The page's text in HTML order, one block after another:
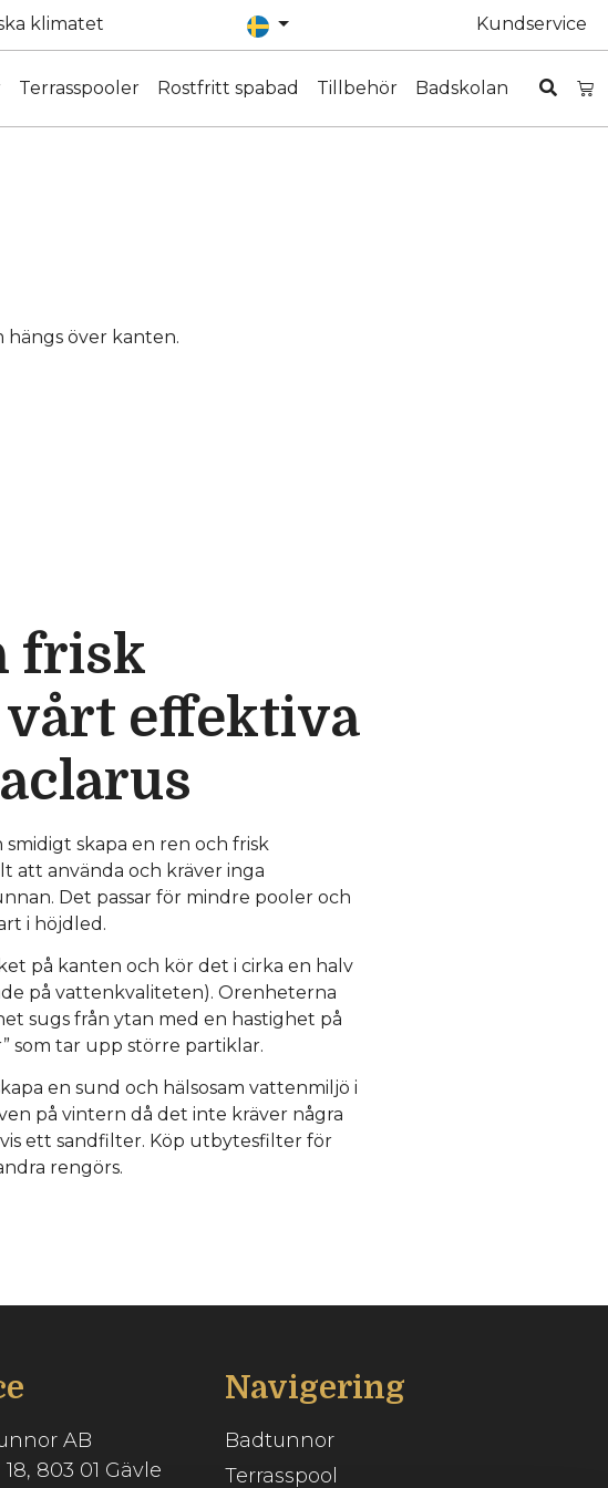
klimatet Kundservice
Terrasspooler Rostfritt spabad Tillbehör Badskolan
över kanten.
frisk
effektiva
skapa en ren och frisk
att använda och kräver inga
Det passar för mindre pooler och
i höjdled.
på kanten och kör det i cirka en halv
på vattenkvaliteten). Orenheterna
sugs från ytan med en hastighet på
som tar upp större partiklar.
en sund och hälsosam vattenmiljö i
på vintern då det inte kräver några
ett sandfilter. Köp utbytesfilter för
rengörs.
AB
803 01 Gävle
Navigering
Badtunnor
Terrasspool